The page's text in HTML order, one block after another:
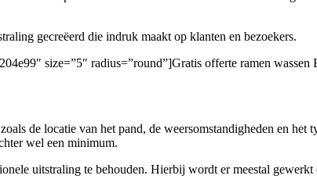
gecreëerd die indruk maakt op klanten en bezoekers.
size=”5″ radius=”round”]Gratis offerte ramen wassen
de locatie van het pand, de weersomstandigheden en
wel een minimum.
uitstraling te behouden. Hierbij wordt er meestal gewerkt